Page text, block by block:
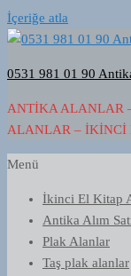
İçeriğe atla
0531 981 01 90
ANTIKA ALANLAR
ALANLAR – İKINCI
Menü
İkinci El Kitap
Antika Alım
Plak Alanlar
Taş plak alanlar